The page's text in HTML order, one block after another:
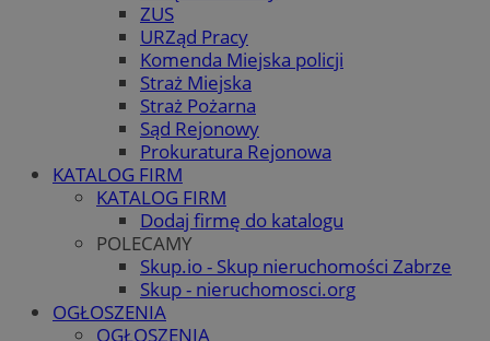
ZUS
URZąd Pracy
Komenda Miejska policji
Straż Miejska
Straż Pożarna
Sąd Rejonowy
Prokuratura Rejonowa
KATALOG FIRM
KATALOG FIRM
Dodaj firmę do katalogu
POLECAMY
Skup.io - Skup nieruchomości Zabrze
Skup - nieruchomosci.org
OGŁOSZENIA
OGŁOSZENIA